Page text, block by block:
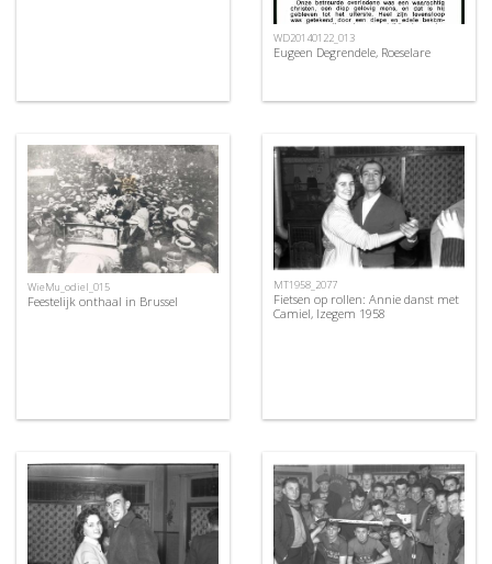
WD20140122_013
Eugeen Degrendele, Roeselare
WieMu_odiel_015
Feestelijk onthaal in Brussel
MT1958_2077
Fietsen op rollen: Annie danst met
Camiel, Izegem 1958